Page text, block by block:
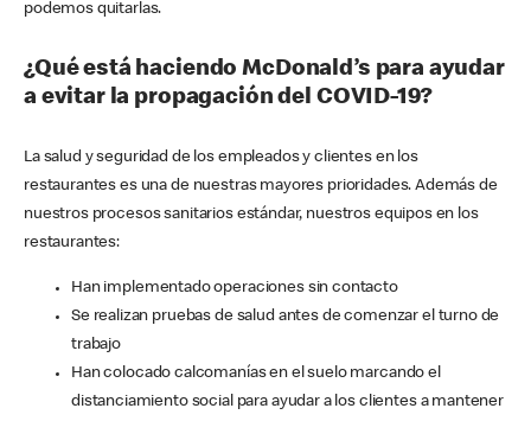
podemos quitarlas.
¿Qué está haciendo McDonald’s para ayudar
a evitar la propagación del COVID-19?
La salud y seguridad de los empleados y clientes en los
restaurantes es una de nuestras mayores prioridades. Además de
nuestros procesos sanitarios estándar, nuestros equipos en los
restaurantes:
Han implementado operaciones sin contacto
Se realizan pruebas de salud antes de comenzar el turno de
trabajo
Han colocado calcomanías en el suelo marcando el
distanciamiento social para ayudar a los clientes a mantener